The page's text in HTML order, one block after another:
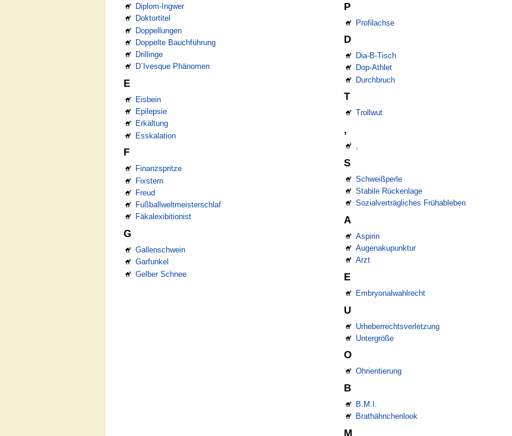
Diplom-Ingwer
Doktortitel
Doppellungen
Doppelte Bauchführung
Drillinge
D`Ivesque Phänomen
E
Eisbein
Epilepsie
Erkältung
Esskalation
F
Finanzspritze
Fixstern
Freud
Fußballweltmeisterschlaf
Fäkalexibitionist
G
Gallenschwein
Garfunkel
Gelber Schnee
P
Profilachse
D
Dia-B-Tisch
Dop-Athlet
Durchbruch
T
Trollwut
,
S
Schweißperle
Stabile Rückenlage
Sozialverträgliches Frühableben
A
Aspirin
Augenakupunktur
Arzt
E
Embryonalwahlrecht
U
Urheberrechtsverletzung
Untergröße
O
Ohrientierung
B
B.M.I.
Brathähnchenlook
M